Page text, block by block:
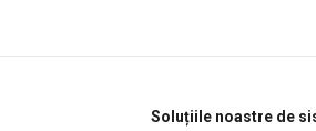
Soluțiile noastre de